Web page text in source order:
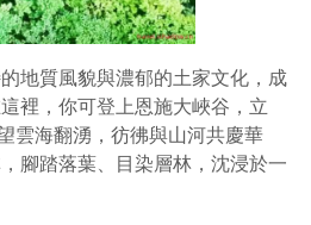
地質風貌與濃郁的土家文化，成
裡，你可登上恩施大峽谷，立
雲海翻湧，彷彿與山河共慶華
腳踏落葉、目染層林，沈浸於一